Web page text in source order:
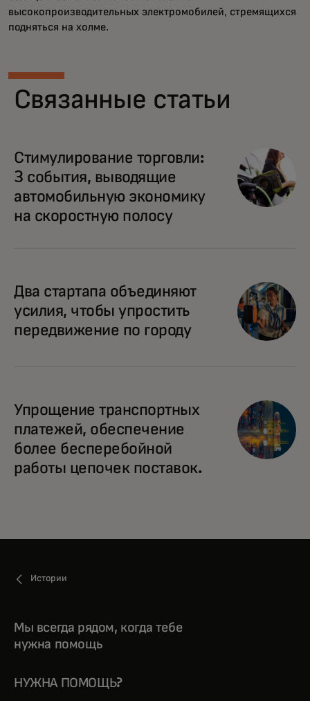
высокопроизводительных электромобилей, стремящихся
подняться на холме.
Связанные статьи
Стимулирование торговли:
3 события, выводящие
автомобильную экономику
на скоростную полосу
Два стартапа объединяют
усилия, чтобы упростить
передвижение по городу
Упрощение транспортных
платежей, обеспечение
более бесперебойной
работы цепочек поставок.
Истории
Мы всегда рядом, когда тебе
нужна помощь
НУЖНА ПОМОЩЬ?